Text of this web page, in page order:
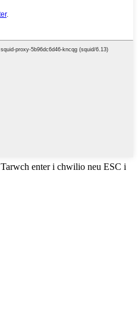
Tarwch enter i chwilio neu ESC i